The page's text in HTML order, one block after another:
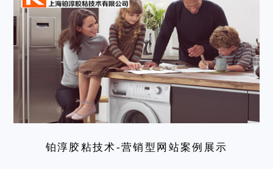
铂淳胶粘技术-营销型网站案例展示